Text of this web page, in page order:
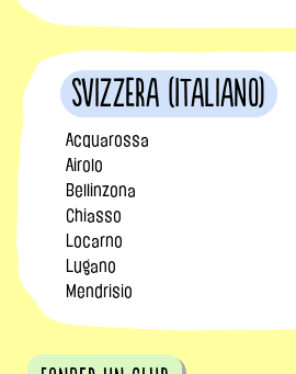
Svizzera (Italiano)
Acquarossa
Airolo
Bellinzona
Chiasso
Locarno
Lugano
Mendrisio